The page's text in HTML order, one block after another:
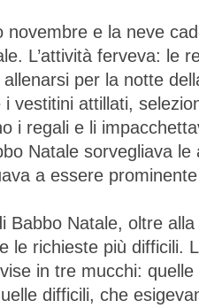
novembre e la neve
L’attività ferveva: le
per la notte
vestitini attillati,
i regali e li
Natale sorvegliava le
a essere
Babbo Natale, oltre
le richieste più difficili.
in tre mucchi:
difficili, che